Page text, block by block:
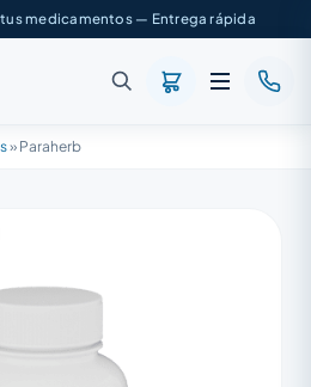
tus medicamentos — Entrega rápida
» Paraherb